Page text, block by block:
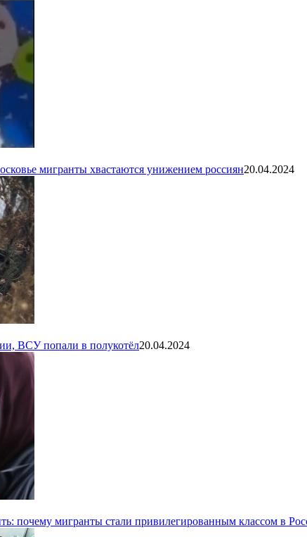
мигранты хвастаются унижением россиян20.04.2024
ВСУ попали в полукотёл20.04.2024
почему мигранты стали привилегированным классом в